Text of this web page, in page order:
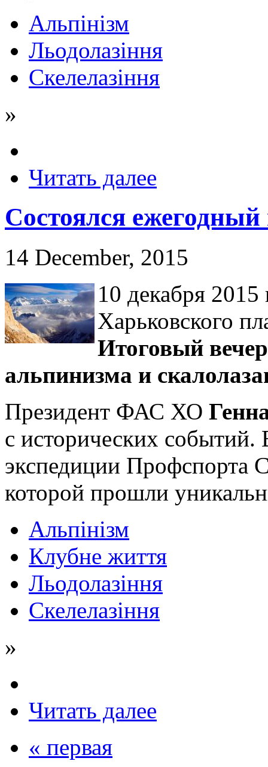
Альпінізм
Льодолазіння
Скелелазіння
»
Читать далее
Состоялся
14 December, 2015
10 декабря
Харьковского
Итоговый
альпинизма и
Президент ФАС ХО
с исторических событий.
экспедиции
которой прошли
Альпінізм
Клубне життя
Льодолазіння
Скелелазіння
»
Читать далее
« первая